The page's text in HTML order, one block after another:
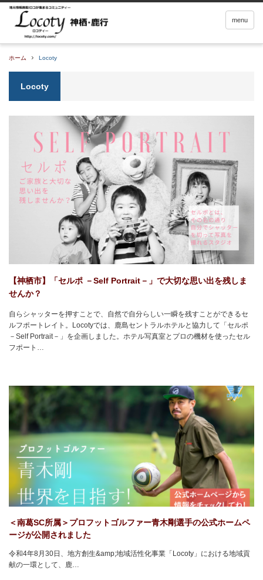
menu
ホーム Locoty
Locoty
【神栖市】「セルポ －Self Portrait－」で大切な思い出を残しま
せんか？
自らシャッターを押すことで、自然で自分らしい一瞬を残すことができるセ
ルフポートレイト。Locotyでは、鹿島セントラルホテルと協力して「セルポ
－Self Portrait－」を企画しました。ホテル写真室とプロの機材を使ったセル
フポート…
＜南葛SC所属＞プロフットゴルファー青木剛選手の公式ホームペ
ージが公開されました
令和4年8月30日、地方創生&amp;地域活性化事業「Locoty」における地域貢
献の一環として、鹿…